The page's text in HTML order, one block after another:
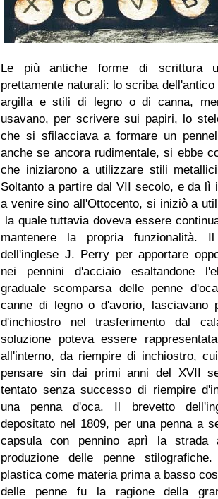
Le più antiche forme di scrittura
prettamente naturali: lo scriba
argilla e stili di legno o di canna,
usavano, per scrivere sui papiri, lo
che si sfilacciava a formare un
anche se ancora rudimentale, si ebbe
che iniziarono a utilizzare stili
Soltanto a partire dal VII secolo, e da lì
a venire sino all'Ottocento, si iniziò a
la quale tuttavia doveva essere
mantenere la propria funzionalità. Il
dell'inglese J. Perry per apportare
nei pennini d'acciaio esaltandone
graduale scomparsa delle penne
canne di legno o d'avorio, lasciavano
d'inchiostro nel trasferimento dal
soluzione poteva essere
all'interno, da riempire di inchiostro,
pensare sin dai primi anni del XVII
tentato senza successo di riempire
una penna d'oca. Il brevetto
depositato nel 1809, per una penna a
capsula con pennino aprì la strada
produzione delle penne stilografiche.
plastica come materia prima a basso
delle penne fu la ragione della